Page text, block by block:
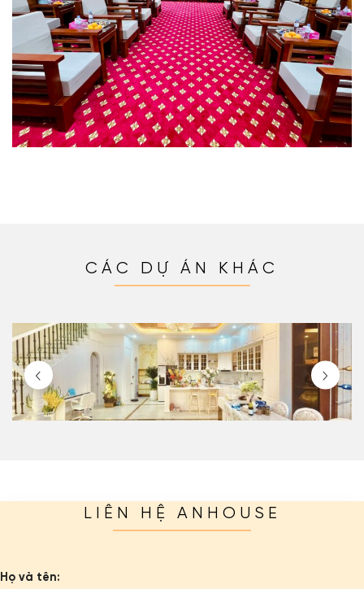
CÁC DỰ ÁN KHÁC
LIÊN HỆ ANHOUSE
Họ và tên: